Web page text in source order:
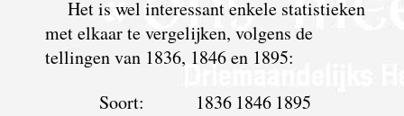
Het is wel interessant enkele statistieken
met elkaar te vergelijken, volgens de
tellingen van 1836, 1846 en 1895:
Soort:
1836 1846 1895